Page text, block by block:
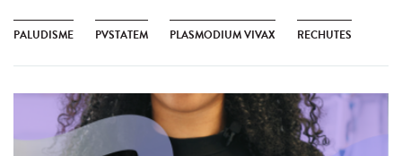
PALUDISME PVSTATEM PLASMODIUM VIVAX RECHUTES